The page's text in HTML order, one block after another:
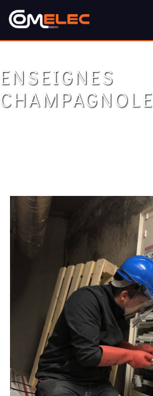
Panneau de gestion des cookies
ENSEIGNES
CHAMPAGNOLE